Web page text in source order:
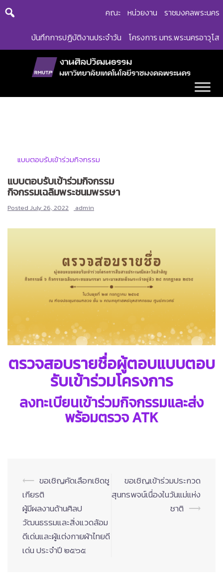
Skip
คณะ หน่วยงาน ราชมงคลพระนคร
บันทึกการปฏิบัติงานประจำวัน โครงการ มทร.พระนครอาวุโส
แบบตอบรับเข้าร่วมกิจกรรม
แบบตอบรับเข้าร่วมกิจกรรม
กิจกรรมเฉลิมพระชนมพรรษา
Posted July 26, 2022 admin
ตรวจสอบรายชื่อผู้ตอบแบบตอบ
รับเข้าร่วมโครงการ
ลงทะเบียนเข้าร่วมกิจกรรมและส่ง
พร้อมตรวจ ATK
Post
navigation
⟵ ขอเชิญคัดเลือกเชิดชู
เกียรติ
ผู้มีผลงานด้านศิลป
วัฒนธรรมและสิ่งแวดล้อม
ดีเด่นและผู้แต่งกายผ้าไทยดี
เด่น ประจำปี ๒๕๖๕
ขอเชิญเข้าร่วมประกวด
สุนทรพจน์เนื่องในวันแม่แห่ง
ชาติ ⟶